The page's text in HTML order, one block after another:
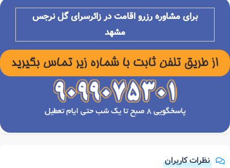
برای مشاوره رزرو اقامت در زائرسرای گل نرجس
مشهد
نظرات کاربران